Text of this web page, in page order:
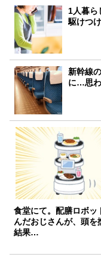
1人暮ら
駆けつ
新幹線
に…思
食堂にて。配膳ロボッ
んだおじさんが、頭を
結果…